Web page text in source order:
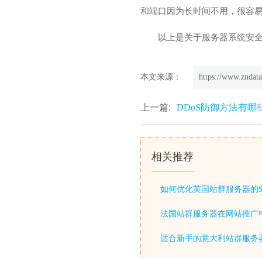
和端口因为长时间不用，很容
以上是关于服务器系统安
本文来源： https://
上一篇: DDoS防御方法有哪
相关推荐
如何优化英国站群服务器的
法国站群服务器在网站推广
适合新手的意大利站群服务